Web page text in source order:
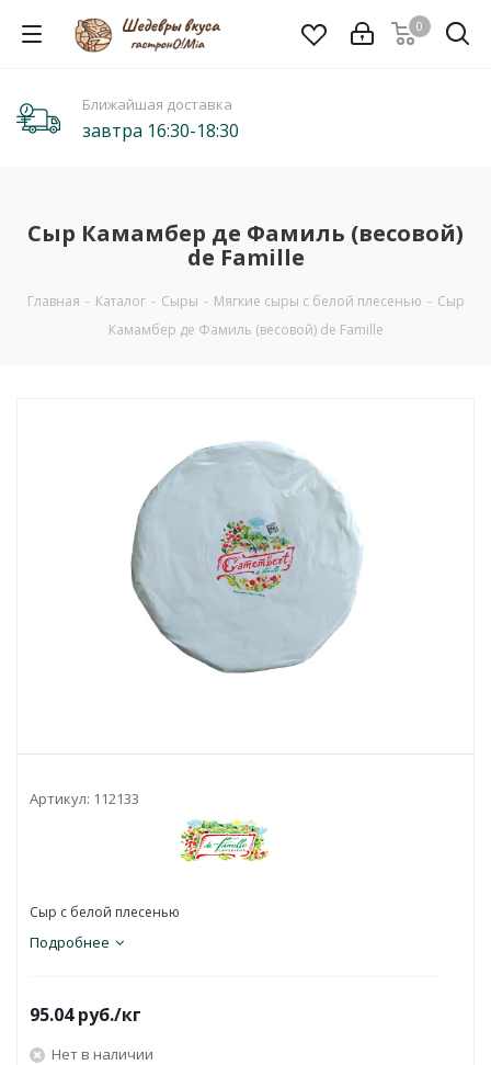
0
Ближайшая доставка
завтра 16:30-18:30
Сыр Камамбер де Фамиль (весовой)
de Famille
Главная - Каталог - Сыры - Мягкие сыры с белой плесенью - Сыр
Камамбер де Фамиль (весовой) de Famille
Артикул: 112133
Сыр с белой плесенью
Подробнее
95.04руб./кг
Нет в наличии